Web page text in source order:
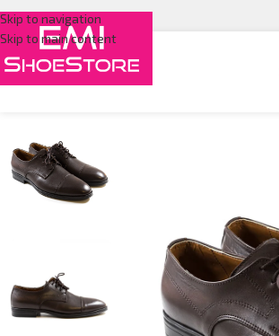
Skip to navigation
Skip to main content